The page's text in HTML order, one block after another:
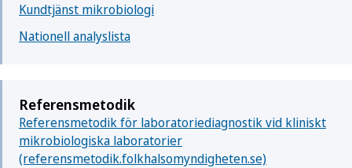
Kundtjänst mikrobiologi
Nationell analyslista
Referensmetodik
Referensmetodik för laboratoriediagnostik vid kliniskt
mikrobiologiska laboratorier
(referensmetodik.folkhalsomyndigheten.se)